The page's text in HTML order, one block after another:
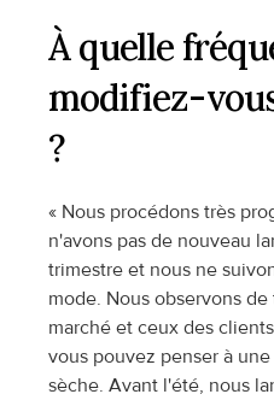
À quelle
modifiez-
?
« Nous procédons très
n'avons pas de nouveau
trimestre et nous ne
mode. Nous observons
marché et ceux des
vous pouvez penser à
sèche. Avant l'été, nous